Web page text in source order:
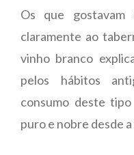
Os que
claramente ao
vinho branco
pelos hábitos
consumo deste
puro e nobre desde